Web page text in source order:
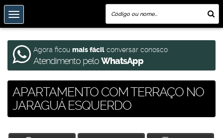
Agora ficou mais fácil conversar conosco
Atendimento peloWhatsApp
APARTAMENTO COM TERRAÇO NO
JARAGUÁ ESQUERDO